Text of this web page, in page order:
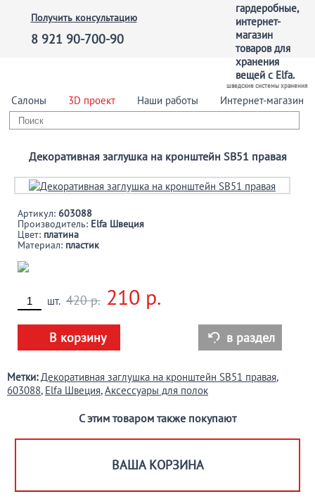
Получить консультацию
8 921 90-700-90
шведские системы хранения
Салоны 3D проект Наши работы Интернет-магазин
Декоративная заглушка на кронштейн SB51 правая
Артикул: 603088
Производитель: Elfa Швеция
Цвет: платина
Материал: пластик
шт. 420 р. 210 р.
В корзину  в раздел
Метки: Декоративная заглушка на кронштейн SB51 правая,
603088, Elfa Швеция,Аксессуары для полок
С этим товаром также покупают
ВАША КОРЗИНА